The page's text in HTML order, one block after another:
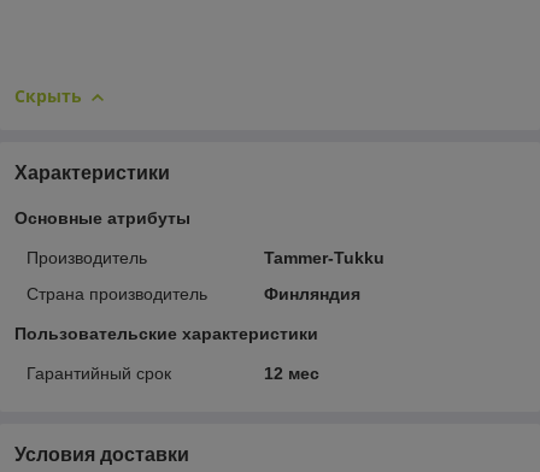
Скрыть
Характеристики
Основные атрибуты
Производитель
Tammer-Tukku
Страна производитель
Финляндия
Пользовательские характеристики
Гарантийный срок 12 мес
Условия доставки